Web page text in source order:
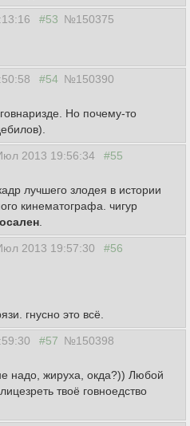
#53 №150375
#54 №150390
Но почему-то
2013 19:56:34
#55
лучшего злодея в истории
кинематографа. чигур
2013 19:57:30
#56
гнусно это всё.
#57 №150398
надо, жируха, окда?)) Любой
твоё говноедство